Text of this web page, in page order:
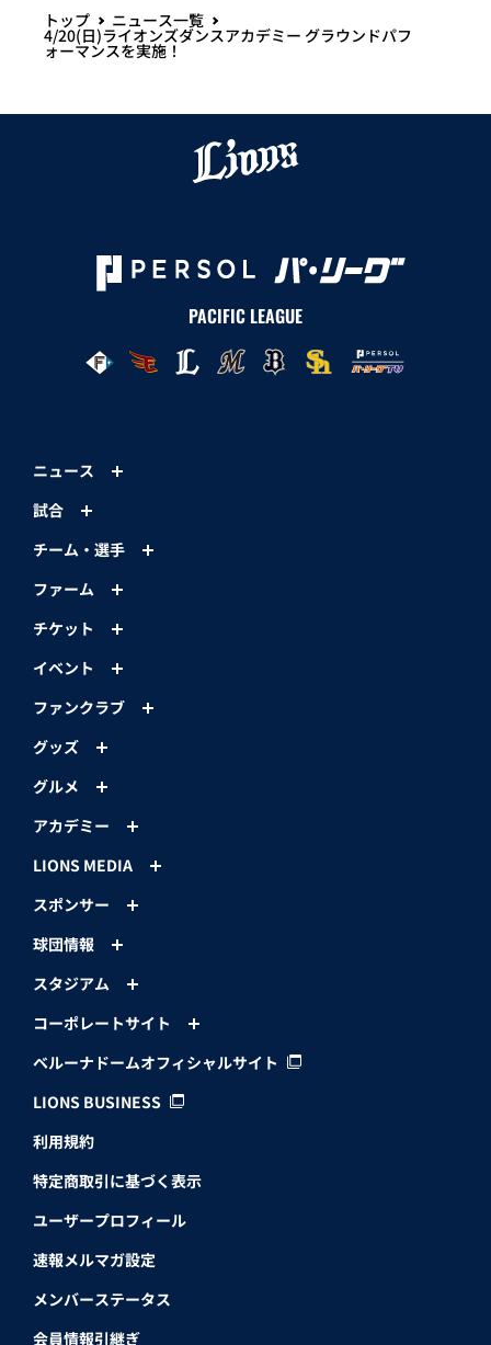
トップ ニュース一覧
4/20(日)ライオンズダンスアカデミー グラウンドパフ
ォーマンスを実施！
PACIFIC LEAGUE
ニュース
試合
チーム・選手
ファーム
チケット
イベント
ファンクラブ
グッズ
グルメ
アカデミー
LIONS MEDIA
スポンサー
球団情報
スタジアム
コーポレートサイト
ベルーナドームオフィシャルサイト
LIONS BUSINESS
利用規約
特定商取引に基づく表示
ユーザープロフィール
速報メルマガ設定
メンバーステータス
会員情報引継ぎ